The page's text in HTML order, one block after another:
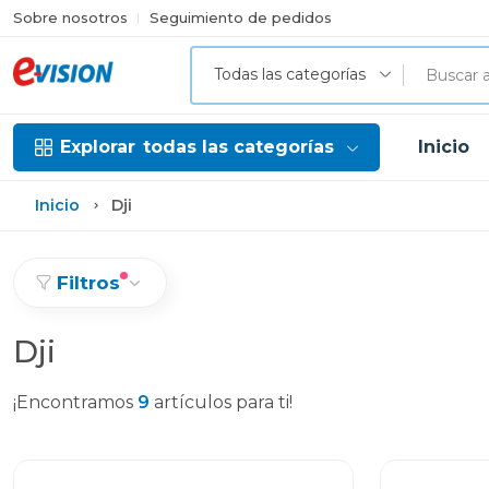
Sobre nosotros Seguimiento de pedidos
Todas las categorías
Explorar todas las categorías Inicio
Inicio Dji
Filtros
Dji
¡Encontramos 9 artículos para ti!